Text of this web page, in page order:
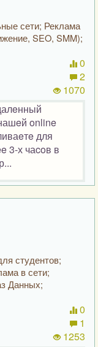
сети; Реклама
SEO, SMM);
0
2
1070
online
для
3-х чаcoв в
студентов;
в сети;
Данных;
0
1
1253